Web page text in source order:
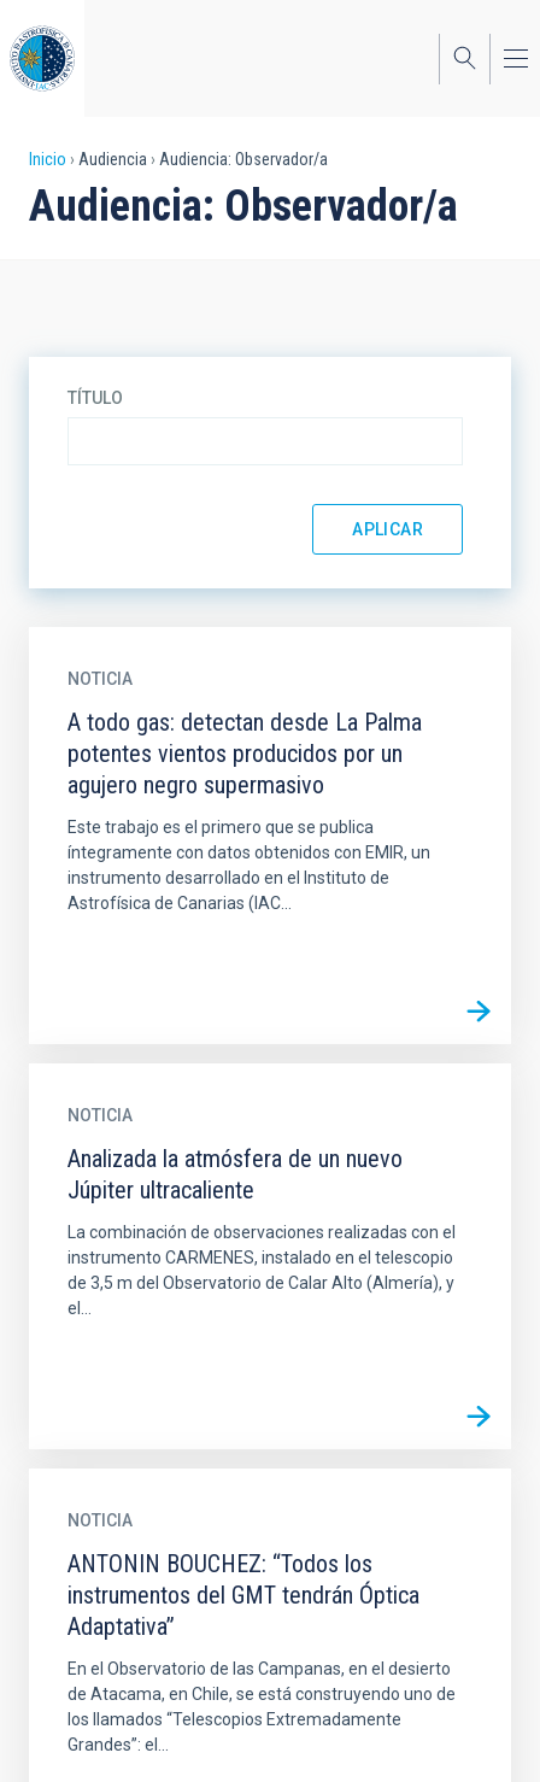
al
contenido
principal
Sobrescribir
enlaces
navegación
Inicio Audiencia Audiencia: Observador/a
Audiencia: Observador/a
TÍTULO
NOTICIA
A todo gas: detectan desde La Palma
potentes vientos producidos por un
agujero negro supermasivo
Este trabajo es el primero que se publica
íntegramente con datos obtenidos con EMIR, un
instrumento desarrollado en el Instituto de
Astrofísica de Canarias (IAC...
NOTICIA
Analizada la atmósfera de un nuevo
Júpiter ultracaliente
La combinación de observaciones realizadas con el
instrumento CARMENES, instalado en el telescopio
de 3,5 m del Observatorio de Calar Alto (Almería), y
el...
NOTICIA
ANTONIN BOUCHEZ: “Todos los
instrumentos del GMT tendrán Óptica
Adaptativa”
En el Observatorio de las Campanas, en el desierto
de Atacama, en Chile, se está construyendo uno de
los llamados “Telescopios Extremadamente
Grandes”: el...